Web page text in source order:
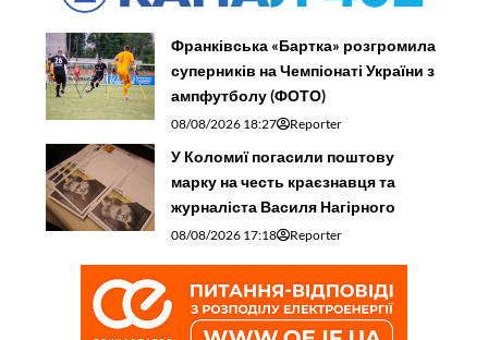
Франківська «Бартка» розгромила
суперників на Чемпіонаті України з
ампфутболу (ФОТО)
08/08/2026 18:27 Reporter
У Коломиї погасили поштову
марку на честь краєзнавця та
журналіста Василя Нагірного
08/08/2026 17:18 Reporter